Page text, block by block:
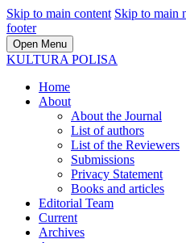
Skip to main content Skip to main
footer
Open Menu
KULTURA POLISA
Home
About
About the Journal
List of authors
List of the Reviewers
Submissions
Privacy Statement
Books and articles
Editorial Team
Current
Archives